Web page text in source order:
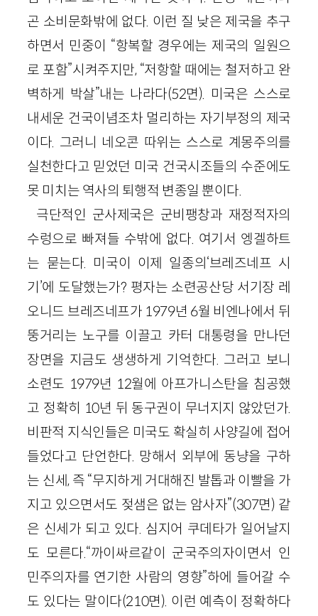
곤 소비문화밖에 없다. 이런 질 낮은 제국을 추구
하면서 민중이 “항복할 경우에는 제국의 일원으
로 포함”시켜주지만, “저항할 때에는 철저하고 완
벽하게 박살”내는 나라다(52면). 미국은 스스로
내세운 건국이념조차 멀리하는 자기부정의 제국
이다. 그러니 네오콘 따위는 스스로 계몽주의를
실천한다고 믿었던 미국 건국시조들의 수준에도
못 미치는 역사의 퇴행적 변종일 뿐이다.
극단적인 군사제국은 군비팽창과 재정적자의
수렁으로 빠져들 수밖에 없다. 여기서 엥겔하트
는 묻는다. 미국이 이제 일종의‘브레즈네프 시
기’에 도달했는가? 평자는 소련공산당 서기장 레
오니드 브레즈네프가 1979년 6월 비엔나에서 뒤
뚱거리는 노구를 이끌고 카터 대통령을 만나던
장면을 지금도 생생하게 기억한다. 그러고 보니
소련도 1979년 12월에 아프가니스탄을 침공했
고 정확히 10년 뒤 동구권이 무너지지 않았던가.
비판적 지식인들은 미국도 확실히 사양길에 접어
들었다고 단언한다. 망해서 외부에 동냥을 구하
는 신세, 즉 “무지하게 거대해진 발톱과 이빨을 가
지고 있으면서도 젖샘은 없는 암사자”(307면) 같
은 신세가 되고 있다. 심지어 쿠데타가 일어날지
도 모른다.“까이싸르같이 군국주의자이면서 인
민주의자를 연기한 사람의 영향”하에 들어갈 수
도 있다는 말이다(210면). 이런 예측이 정확하다